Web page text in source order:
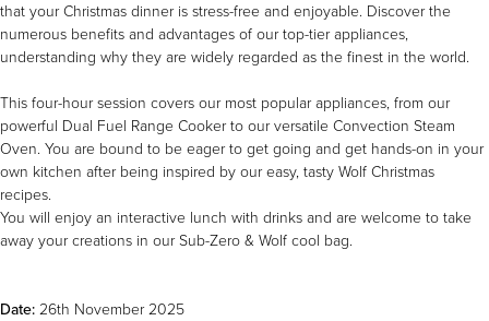
Recipes
Recipes
My Account
Yachts
Partner Portal
that your Christmas dinner is stress-free and enjoyable. Discover the
numerous benefits and advantages of our top-tier appliances,
understanding why they are widely regarded as the finest in the world.
This four-hour session covers our most popular appliances, from our
powerful Dual Fuel Range Cooker to our versatile Convection Steam
Oven. You are bound to be eager to get going and get hands-on in your
own kitchen after being inspired by our easy, tasty Wolf Christmas
recipes.
You will enjoy an interactive lunch with drinks and are welcome to take
away your creations in our Sub-Zero & Wolf cool bag.
Date: 26th November 2025